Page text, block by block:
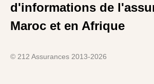
d'informations de
Maroc et en Afrique
© 212 Assurances 2013-2026